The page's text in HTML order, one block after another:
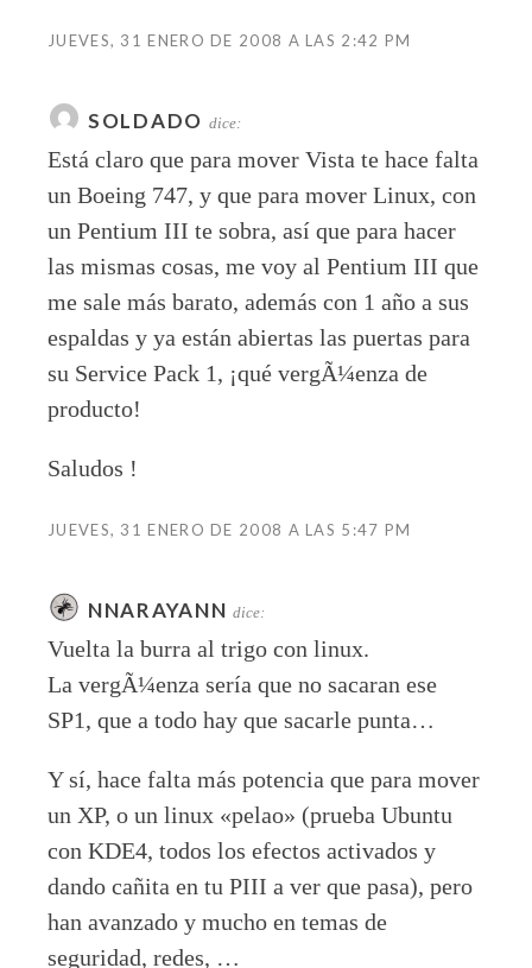
JUEVES, 31 ENERO DE 2008 A LAS 2:42 PM
SOLDADO dice:
Está claro que para mover Vista te hace falta
un Boeing 747, y que para mover Linux, con
un Pentium III te sobra, así que para hacer
las mismas cosas, me voy al Pentium III que
me sale más barato, además con 1 año a sus
espaldas y ya están abiertas las puertas para
su Service Pack 1, ¡qué vergÃ¼enza de
producto!
Saludos !
JUEVES, 31 ENERO DE 2008 A LAS 5:47 PM
NNARAYANN dice:
Vuelta la burra al trigo con linux.
La vergÃ¼enza sería que no sacaran ese
SP1, que a todo hay que sacarle punta…
Y sí, hace falta más potencia que para mover
un XP, o un linux «pelao» (prueba Ubuntu
con KDE4, todos los efectos activados y
dando cañita en tu PIII a ver que pasa), pero
han avanzado y mucho en temas de
seguridad, redes, …